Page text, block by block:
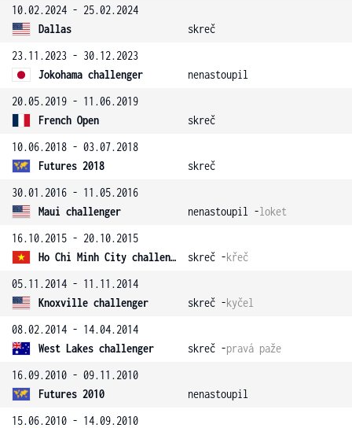
10.02.2024 - 25.02.2024
Dallas
skreč
23.11.2023 - 30.12.2023
Jokohama challenger
nenastoupil
20.05.2019 - 11.06.2019
French Open
skreč
10.06.2018 - 03.07.2018
Futures 2018
skreč
30.01.2016 - 11.05.2016
Maui challenger
nenastoupil -loket
16.10.2015 - 20.10.2015
Ho Chi Minh City challenger
skreč -křeč
05.11.2014 - 11.11.2014
Knoxville challenger
skreč -kyčel
08.02.2014 - 14.04.2014
West Lakes challenger
skreč -pravá paže
16.09.2010 - 09.11.2010
Futures 2010
nenastoupil
15.06.2010 - 14.09.2010